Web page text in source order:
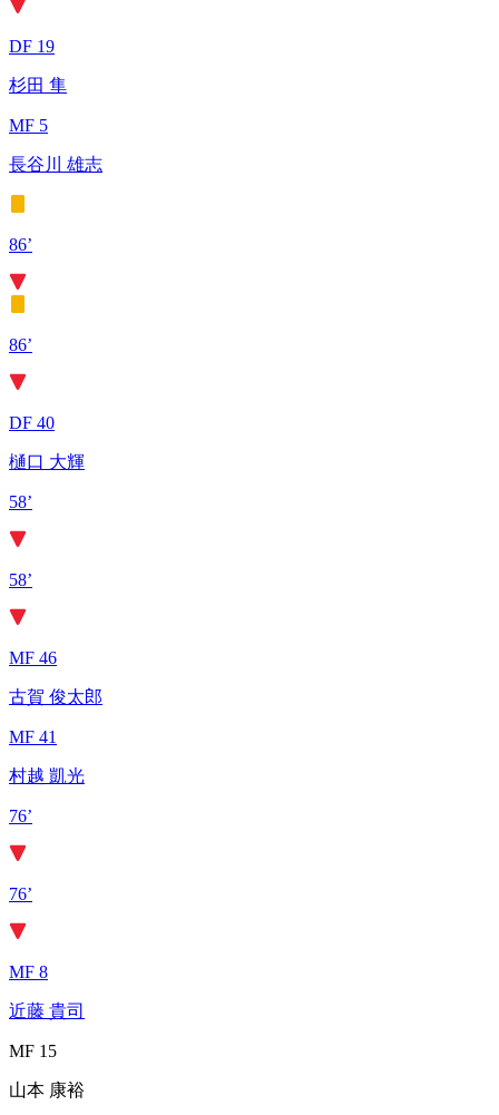
DF 19
杉田 隼
MF 5
長谷川 雄志
86’
86’
DF 40
樋口 大輝
58’
58’
MF 46
古賀 俊太郎
MF 41
村越 凱光
76’
76’
MF 8
近藤 貴司
MF 15
山本 康裕